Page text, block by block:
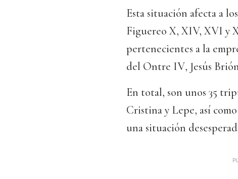
Esta situación afecta a los
Figuereo X, XIV, XVI y
pertenecientes a la
del Ontre IV, Jesús
En total, son unos 35
Cristina y Lepe, así
una situación